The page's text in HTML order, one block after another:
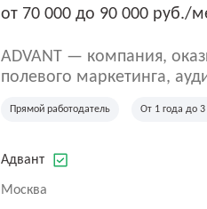
от 70 000 до 90 000 руб./
ADVANT — компания,
полевого маркетинга,
на территории России,
Прямой работодатель От 1 года до 3
Адвант
Москва